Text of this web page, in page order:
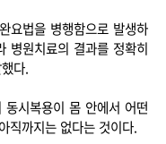
요법을 병행함으로 발생하
병원치료의 결과를 정확히
다.
시복용이 몸 안에서 어떤
직까지는 없다는 것이다.